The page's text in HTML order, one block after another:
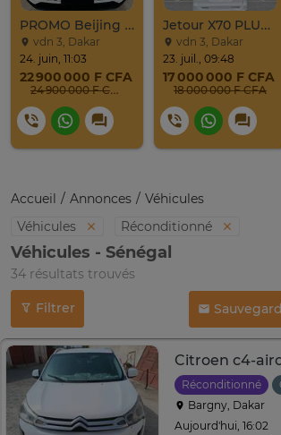
PROMO Beijing X7 / 2025
vdn 3, Dakar
24. juin, 11:03
22 900 000 F CFA
24 900 000 F CFA
Jetour X70 PLUS 2024
vdn 3, Dakar
23. juil., 09:48
17 000 000 F CFA
18 000 000 F CFA
Accueil Annonces
Véhicules
Véhicules
Réconditionné
Véhicules - Sénégal
34 résultats trouvés
Filtrer
Citroen c4-
Réconditionné
Bargny, Dakar
Aujourd'hui, 16:02